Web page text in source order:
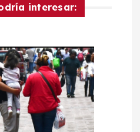
interesar: